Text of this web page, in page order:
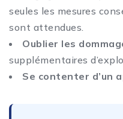
seules les mesures
sont attendues.
Oublier les
supplémentaires
Se contenter d’un